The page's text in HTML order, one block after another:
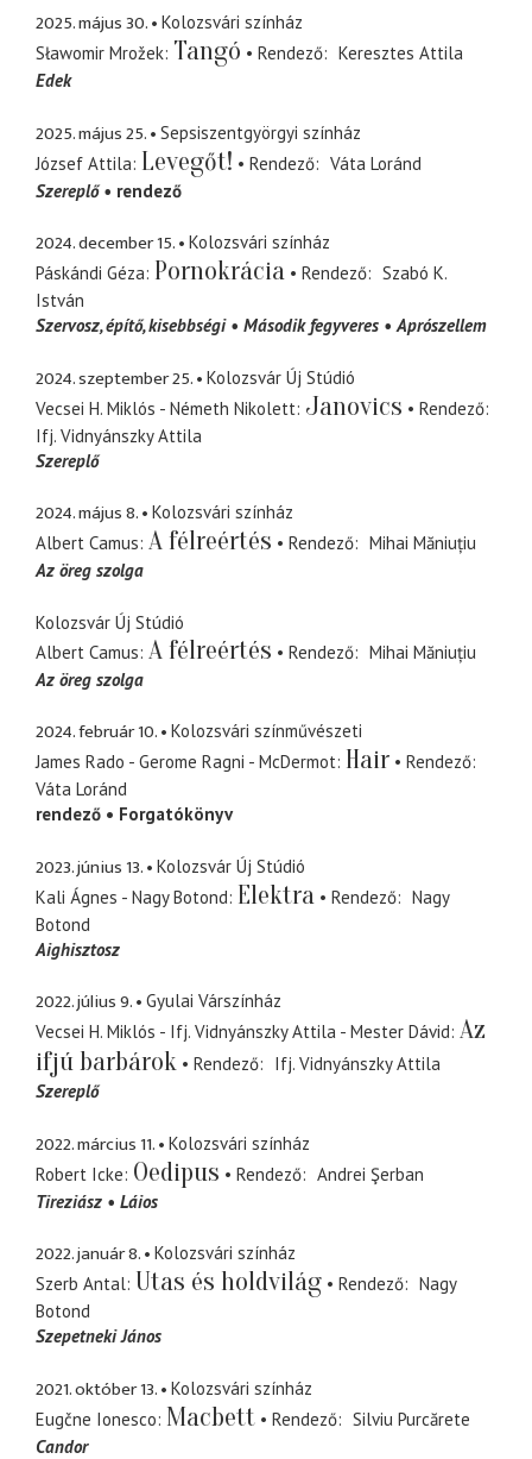
2025. május 30.
Kolozsvári színház
Sławomir Mrožek Tangó Rendező
Keresztes Attila
Edek
2025. május 25.
Sepsiszentgyörgyi színház
József Attila Levegőt! Rendező
Váta Loránd
Szereplő
rendező
2024. december 15.
Kolozsvári színház
Páskándi Géza Pornokrácia Rendező
Szabó K.
István
Szervosz építő, kisebbségi Második fegyveres Aprószellem
2024. szeptember 25.
Kolozsvár Új Stúdió
Vecsei H. Miklós - Németh Nikolett Janovics
Rendező
Ifj. Vidnyánszky Attila
Szereplő
2024. május 8.
Kolozsvári színház
Albert Camus A félreértés Rendező
Mihai Măniuțiu
Az öreg szolga
Kolozsvár Új Stúdió
Albert Camus A félreértés Rendező
Mihai Măniuțiu
Az öreg szolga
2024. február 10.
Kolozsvári színművészeti
James Rado - Gerome Ragni - McDermot Hair
Rendező
Váta Loránd
rendező
Forgatókönyv
2023. június 13.
Kolozsvár Új Stúdió
Kali Ágnes - Nagy Botond Elektra Rendező
Nagy
Botond
Aighisztosz
2022. július 9.
Gyulai Várszínház
Vecsei H. Miklós - Ifj. Vidnyánszky Attila - Mester Dávid Az
ifjú barbárok
Rendező
Ifj. Vidnyánszky Attila
Szereplő
2022. március 11.
Kolozsvári színház
Robert Icke Oedipus Rendező
Andrei Şerban
Tireziász
Láios
2022. január 8.
Kolozsvári színház
Szerb Antal Utas és holdvilág Rendező
Nagy
Botond
Szepetneki János
2021. október 13.
Kolozsvári színház
Eugčne Ionesco Macbett Rendező
Silviu Purcărete
Candor